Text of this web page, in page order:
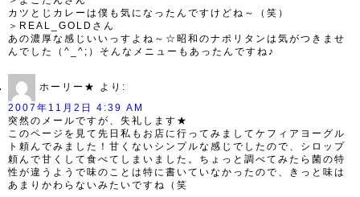
カツとじカレーは僕も気になったんですけどね～（笑）
＞REAL_GOLDさん
あの濃厚な感じいいっすよね～☆昭和のナポリタンは気がつきませ
んでした（^_^;）そんなメニューもあったんですね♪
ホーリー★
より:
2007年11月2日 4:39 AM
突然のメールですが、失礼します★
このページを見て先日私もお店に行ってみましてケフィアヨーグル
ト頼んでみました！甘くないシンプルな感じでしたので、シロップ
頼んで甘くして食べてしまいました。ちょっと調べてみたら菌の特
性が違うようで味のことは特に書いていなかったので、きっと味は
あまりかわらないみたいですね（笑